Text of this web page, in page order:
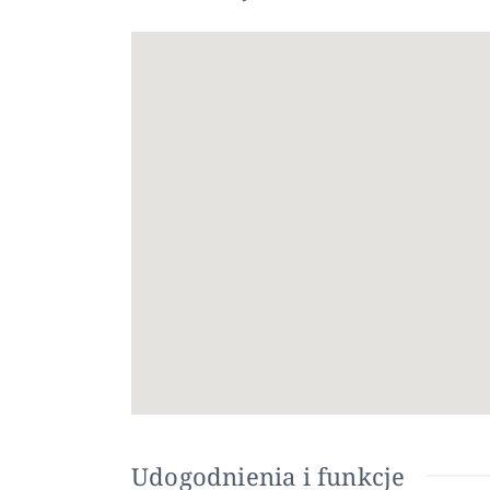
Dekoracyjną ścianę z naturalnego kamienia
zainstalowaną klimatyzację kanałową do
już teraz, aby umówić się na wizytę i
Udogodnienia i funkcje